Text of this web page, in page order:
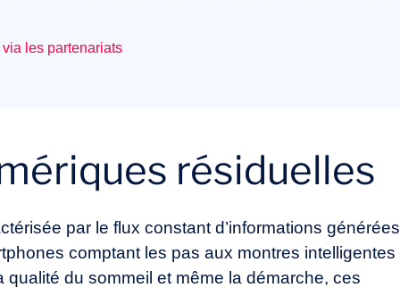
les partenariats
résiduelles
par le flux constant d’informations générées
comptant les pas aux montres intelligentes
du sommeil et même la démarche, ces